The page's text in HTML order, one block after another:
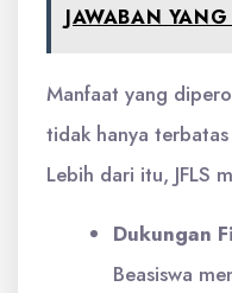
JAWABAN
Manfaat yang
tidak hanya
Lebih dari itu, JFLS
Dukungan
Beasiswa